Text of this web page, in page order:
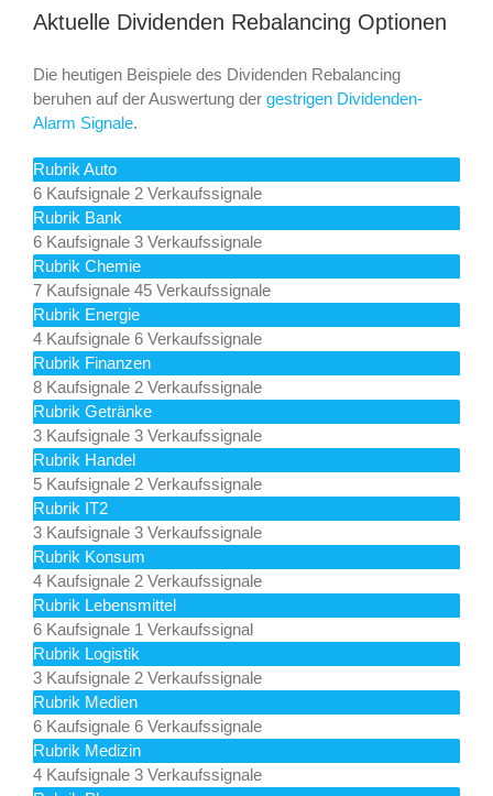
Aktuelle Dividenden Rebalancing Optionen
Die heutigen Beispiele des Dividenden Rebalancing
beruhen auf der Auswertung der gestrigen Dividenden-
Alarm Signale.
Rubrik Auto
6 Kaufsignale 2 Verkaufssignale
Rubrik Bank
6 Kaufsignale 3 Verkaufssignale
Rubrik Chemie
7 Kaufsignale 45 Verkaufssignale
Rubrik Energie
4 Kaufsignale 6 Verkaufssignale
Rubrik Finanzen
8 Kaufsignale 2 Verkaufssignale
Rubrik Getränke
3 Kaufsignale 3 Verkaufssignale
Rubrik Handel
5 Kaufsignale 2 Verkaufssignale
Rubrik IT2
3 Kaufsignale 3 Verkaufssignale
Rubrik Konsum
4 Kaufsignale 2 Verkaufssignale
Rubrik Lebensmittel
6 Kaufsignale 1 Verkaufssignal
Rubrik Logistik
3 Kaufsignale 2 Verkaufssignale
Rubrik Medien
6 Kaufsignale 6 Verkaufssignale
Rubrik Medizin
4 Kaufsignale 3 Verkaufssignale